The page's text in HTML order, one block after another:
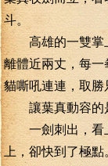
斗。
高雄的一雙掌
離體近兩丈，每
貓嘶吼連連，取勝
讓葉真動容的是
一劍刺出，看上
上，卻快到了極點